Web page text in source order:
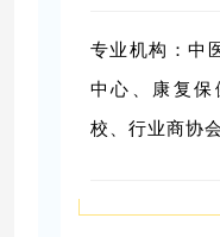
专业机构：中
中心、康复
校、行业商协